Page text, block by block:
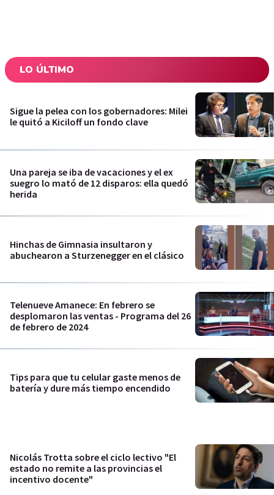
LO ÚLTIMO
Sigue la pelea con los gobernadores: Milei
le quitó a Kiciloff un fondo clave
Una pareja se iba de vacaciones y el ex
suegro lo mató de 12 disparos: ella quedó
herida
Hinchas de Gimnasia insultaron y
abuchearon a Sturzenegger en el clásico
Telenueve Amanece: En febrero se
desplomaron las ventas - Programa del 26
de febrero de 2024
Tips para que tu celular gaste menos de
batería y dure más tiempo encendido
Nicolás Trotta sobre el ciclo lectivo "El
estado no remite a las provincias el
incentivo docente"